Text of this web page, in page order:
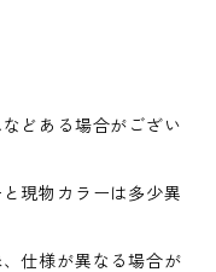
どある場合がござい
現物カラーは多少異
仕様が異なる場合が